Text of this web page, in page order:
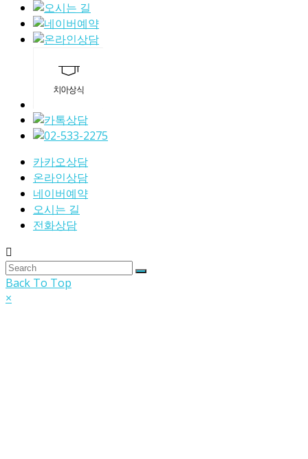
카카오상담
온라인상담
네이버예약
오시는 길
전화상담
Back To Top
×